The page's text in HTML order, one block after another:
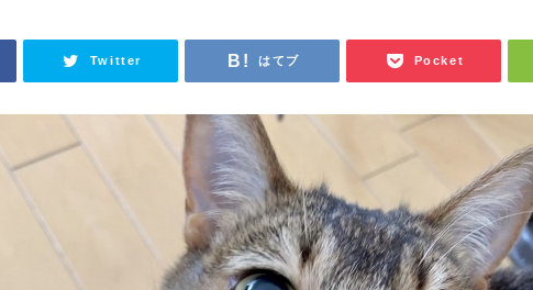
Twitter はてブ Pocket